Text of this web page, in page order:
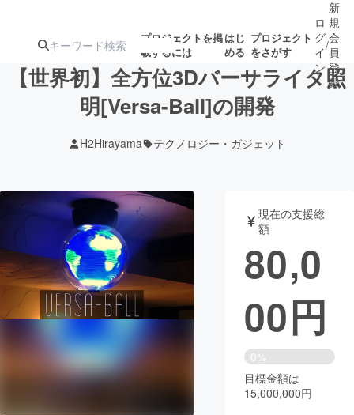
プロジェクトを掲
載するには
はじ
める
プロジェクト
をさがす
ターン
ジェクト
ロジェクト
アート・写真 音楽
テクノロジー・ガジェット ゲーム・
映像・映画 書籍・雑誌
ビジネス・起業 チャレンジ
まちづくり・地域活性化
ロ
グ
イ
ン
/
新
規
会
員
登
録
【世界初】全方位3Dバーサライタ照
明[Versa-Ball]の開発
H2Hirayama テクノロジー・ガジェット
現在の支援総
額
80,0
00円
0%
目標金額は
15,000,000円